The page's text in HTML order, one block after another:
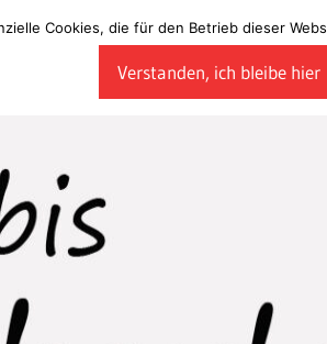
Cookies, die für den Betrieb dieser
Verstanden, ich bleibe hier